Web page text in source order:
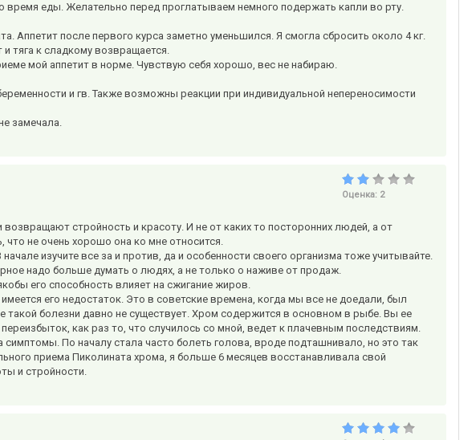
время еды. Желательно перед проглатываем немного подержать капли во рту.
Аппетит после первого курса заметно уменьшился. Я смогла сбросить около 4 кг.
и тяга к сладкому возвращается.
мой аппетит в норме. Чувствую себя хорошо, вес не набираю.
и гв. Также возможны реакции при индивидуальной непереносимости
замечала.
Оценка: 2
стройность и красоту. И не от каких то посторонних людей, а от
что не очень хорошо она ко мне относится.
изучите все за и против, да и особенности своего организма тоже учитывайте.
надо больше думать о людях, а не только о наживе от продаж.
его способность влияет на сжигание жиров.
его недостаток. Это в советские времена, когда мы все не доедали, был
такой болезни давно не существует. Хром содержится в основном в рыбе. Вы ее
как раз то, что случилось со мной, ведет к плачевным последствиям.
симптомы. По началу стала часто болеть голова, вроде подташнивало, но это так
приема Пиколината хрома, я больше 6 месяцев восстанавливала свой
и стройности.